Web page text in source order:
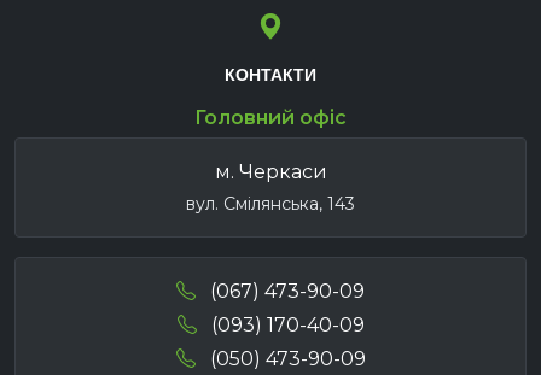
КОНТАКТИ
Головний офіс
м. Черкаси
вул. Смілянська, 143
(067) 473-90-09
(093) 170-40-09
(050) 473-90-09